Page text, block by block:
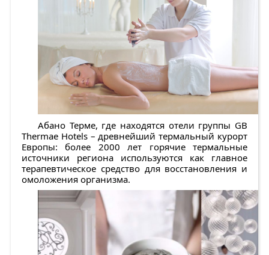
Абано Терме, где находятся отели группы GB
Thermae Hotels – древнейший термальный курорт
Европы: более 2000 лет горячие термальные
источники региона используются как главное
терапевтическое средство для восстановления и
омоложения организма.